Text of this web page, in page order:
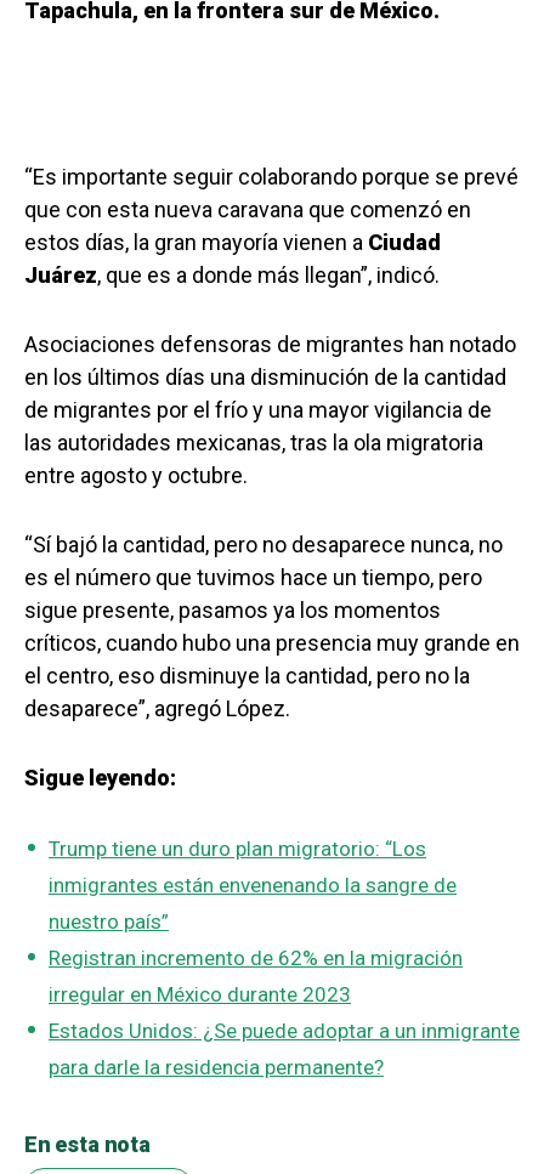
Tapachula, en la frontera sur de México.
“Es importante seguir colaborando porque se prevé
que con esta nueva caravana que comenzó en
estos días, la gran mayoría vienen a Ciudad
Juárez, que es a donde más llegan”, indicó.
Asociaciones defensoras de migrantes han notado
en los últimos días una disminución de la cantidad
de migrantes por el frío y una mayor vigilancia de
las autoridades mexicanas, tras la ola migratoria
entre agosto y octubre.
“Sí bajó la cantidad, pero no desaparece nunca, no
es el número que tuvimos hace un tiempo, pero
sigue presente, pasamos ya los momentos
críticos, cuando hubo una presencia muy grande en
el centro, eso disminuye la cantidad, pero no la
desaparece”, agregó López.
Sigue leyendo:
Trump tiene un duro plan migratorio: “Los
inmigrantes están envenenando la sangre de
nuestro país”
Registran incremento de 62% en la migración
irregular en México durante 2023
Estados Unidos: ¿Se puede adoptar a un inmigrante
para darle la residencia permanente?
En esta nota